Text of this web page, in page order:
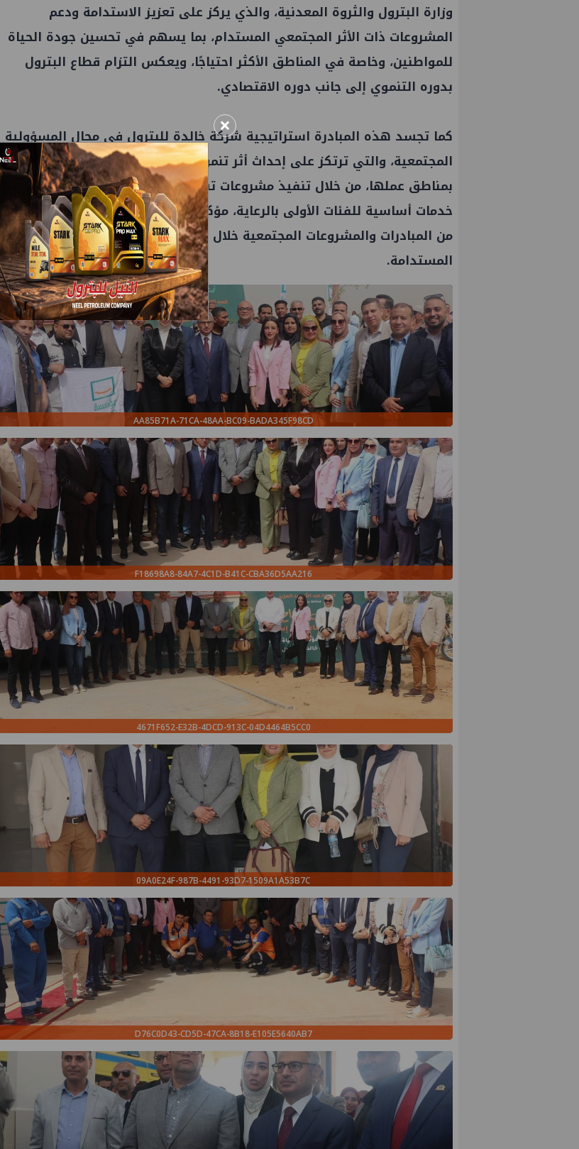
وزارة البترول والثروة المعدنية، والذي يركز على تعزيز الاستدامة ودعم
المشروعات ذات الأثر المجتمعي المستدام، بما يسهم في تحسين جودة الحياة
للمواطنين، وخاصة في المناطق الأكثر احتياجًا، ويعكس التزام قطاع البترول
بدوره التنموي إلى جانب دوره الاقتصادي.
كما تجسد هذه المبادرة استراتيجية شركة خالدة للبترول في مجال المسؤولية
المجتمعية، والتي ترتكز على إحداث أثر تنموي مستدام في المجتمعات المحيطة
بمناطق عملها، من خلال تنفيذ مشروعات تستهدف تحسين جودة الحياة وتوفير
خدمات أساسية للفئات الأولى بالرعاية، مؤكدًا استمرار الشركة في تنفيذ المزيد
من المبادرات والمشروعات المجتمعية خلال الفترة المقبلة دعمًا لجهود التنمية
المستدامة.
AA85B71A-71CA-48AA-BC09-BADA345F98CD
F18698A8-84A7-4C1D-B41C-CBA36D5AA216
4671F652-E32B-4DCD-913C-04D4464B5CC0
09A0E24F-987B-4491-93D7-1509A1A53B7C
D76C0D43-CD5D-47CA-8B18-E105E5640AB7
تحالف أوبك+ يتفق على زيادة طفيفة في
إنتاج النفط خلال سبتمبر
المستدامة بنقابة المهندسين
×